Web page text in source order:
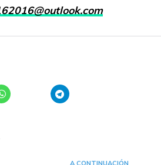
A CONTINUACIÓN